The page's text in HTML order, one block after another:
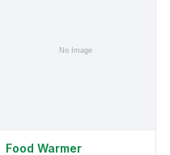
Food Warmer